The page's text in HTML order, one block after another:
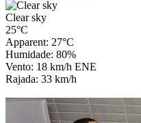
Clear sky
25°C
Apparent: 27°C
Humidade: 80%
Vento: 18 km/h ENE
Rajada: 33 km/h